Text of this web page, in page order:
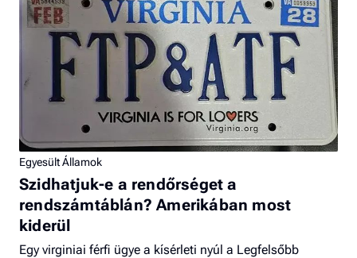
Egyesült Államok
Szidhatjuk-e a rendőrséget a
rendszámtáblán? Amerikában most
kiderül
Egy virginiai férfi ügye a kísérleti nyúl a Legfelsőbb